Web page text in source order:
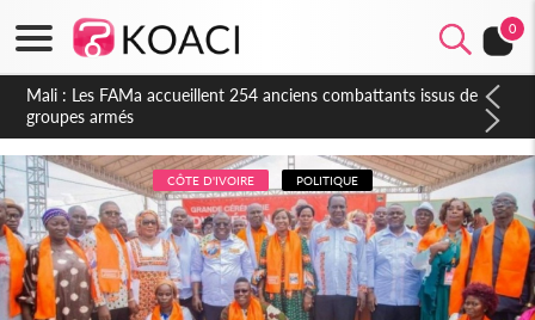
0
Côte d'Ivoire : Election FIF, le frère de feu Sidy Diallo se lance
dans la course
CÔTE D'IVOIRE POLITIQUE